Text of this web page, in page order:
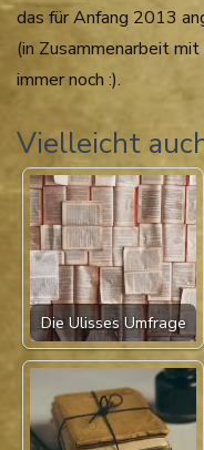
das für Anfang 2013
(in Zusammenarbeit
immer noch :).
Vielleicht
Die Ulisses Umfrage